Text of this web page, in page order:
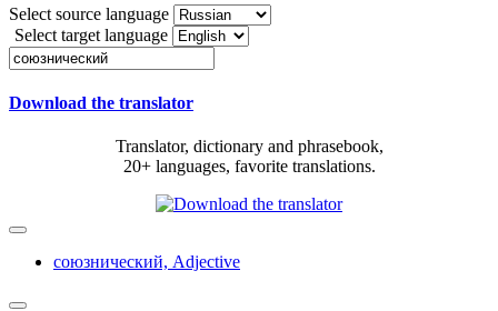
Select source language
Select target language
Download the translator
Translator, dictionary and phrasebook,
20+ languages, favorite translations.
союзнический, Adjective